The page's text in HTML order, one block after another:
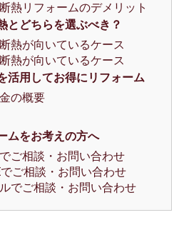
熱リフォームのデメリット
とどちらを選ぶべき？
熱が向いているケース
熱が向いているケース
活用してお得にリフォーム
の概要
ムをお考えの方へ
ご相談・お問い合わせ
ご相談・お問い合わせ
でご相談・お問い合わせ